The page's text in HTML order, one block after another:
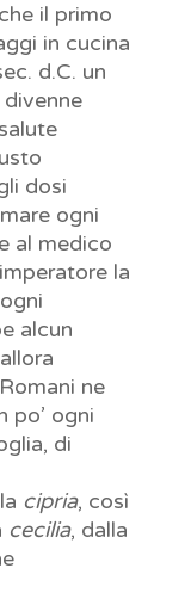
il primo
in cucina
d.C. un
dosi
ogni
al medico
la
alcun
ne
po’ ogni
di
cipria, così
cecilia, dalla